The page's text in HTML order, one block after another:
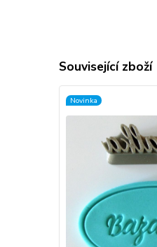
Související zboží
Novinka